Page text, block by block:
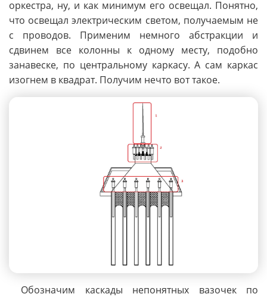
оркестра, ну, и как минимум его освещал. Понятно,
что освещал электрическим светом, получаемым не
с проводов. Применим немного абстракции и
сдвинем все колонны к одному месту, подобно
занавеске, по центральному каркасу. А сам каркас
изогнем в квадрат. Получим нечто вот такое.
Обозначим каскады непонятных вазочек по